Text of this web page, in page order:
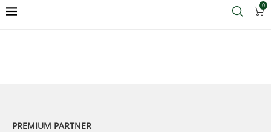
0
PREMIUM PARTNER